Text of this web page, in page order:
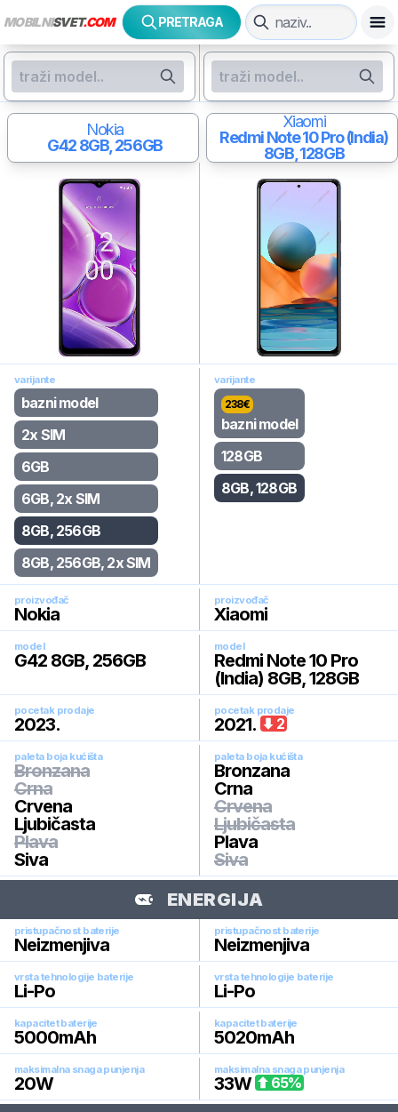
MOBILNISVET.COM PRETRAGA
Nokia
G428GB, 256GB
Xiaomi
Redmi Note 10 Pro (India)
8GB, 128GB
varijante
bazni model
2x SIM
6GB
6GB, 2x SIM
8GB, 256GB
8GB, 256GB, 2x SIM
varijante
238€
bazni model
128GB
8GB, 128GB
proizvođač
Nokia
proizvođač
Xiaomi
model
G42 8GB, 256GB
model
Redmi Note 10 Pro
(India) 8GB, 128GB
pocetak prodaje
2023.
pocetak prodaje
2021. 2
paleta boja kućišta
Bronzana
Crna
Crvena
Ljubičasta
Plava
Siva
paleta boja kućišta
Bronzana
Crna
Crvena
Ljubičasta
Plava
Siva
ENERGIJA
pristupačnost baterije
Neizmenjiva
pristupačnost baterije
Neizmenjiva
vrsta tehnologije baterije
Li-Po
vrsta tehnologije baterije
Li-Po
kapacitet baterije
5000mAh
kapacitet baterije
5020mAh
maksimalna snaga punjenja
20W
maksimalna snaga punjenja
33W 65%